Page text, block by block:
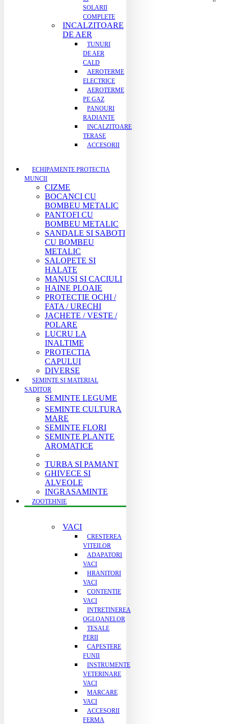
SOLARII
COMPLETE
INCALZITOARE
DE AER
TUNURI
DE AER
CALD
AEROTERME
ELECTRICE
AEROTERME
PE GAZ
PANOURI
RADIANTE
INCALZITOARE
TERASE
ACCESORII
ECHIPAMENTE PROTECTIA
MUNCII
CIZME
BOCANCI CU
BOMBEU METALIC
PANTOFI CU
BOMBEU METALIC
SANDALE SI SABOTI
CU BOMBEU
METALIC
SALOPETE SI
HALATE
MANUSI SI CACIULI
HAINE PLOAIE
PROTECTIE OCHI /
FATA / URECHI
JACHETE / VESTE /
POLARE
LUCRU LA
INALTIME
PROTECTIA
CAPULUI
DIVERSE
SEMINTE SI MATERIAL
SADITOR
SEMINTE LEGUME
SEMINTE CULTURA
MARE
SEMINTE FLORI
SEMINTE PLANTE
AROMATICE
TURBA SI PAMANT
GHIVECE SI
ALVEOLE
INGRASAMINTE
ZOOTEHNIE
VACI
CRESTEREA
VITEILOR
ADAPATORI
VACI
HRANITORI
VACI
CONTENTIE
VACI
INTRETINEREA
OGLOANELOR
TESALE
PERII
CAPESTERE
FUNII
INSTRUMENTE
VETERINARE
VACI
MARCARE
VACI
ACCESORII
FERMA